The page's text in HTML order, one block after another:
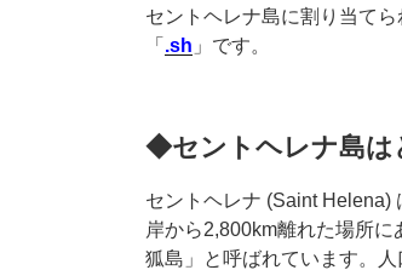
セントヘレナ島に割り当て
「 .sh 」です。
◆セントヘレナ島は
セントヘレナ (Saint Helena)
岸から2,800km離れた場所
狐島」と呼ばれています。